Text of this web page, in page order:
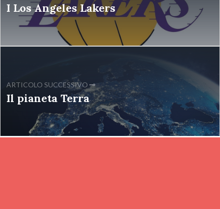
I Los Angeles Lakers
ARTICOLO SUCCESSIVO
Il pianeta Terra